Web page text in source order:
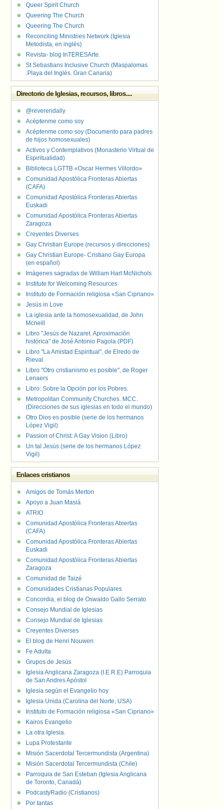
Queer Spirit Church
Queering The Church
Queering The Church
Reconciling Ministries Network (Iglesia
Metodista, en inglés)
Revista- blog InTERESArte.
St Sebastians Inclusive Church (Maspalomas
.Playa del Inglés. Gran Canaria)
Directorio de Iglesias, recursos, libros....
@reverendally
Acéptenme como soy
Acéptenme como soy (Documento para padres
de hijos homosexuales)
Activos y Contemplativos (Monasterio Virtual de
Espiritualidad)
Biblioteca LGTTB «Oscar Hermes Villordo»
Comunidad Apostólica Fronteras Abiertas
(CAFA)
Comunidad Apostólica Fronteras Abiertas
Euskadi
Comunidad Apostólica Fronteras Abiertas
Zaragoza
Creyentes Diverses
Gay Christian Europe (recursos y direcciones)
Gay Christian Europe- Cristiano Gay Europa
(en español)
Imágenes sagradas de William Hart McNichols
Institute for Welcoming Resources
Instituto de Formación religiosa «San Cipriano»
Jesús in Love
La iglesia ante la homosexualidad, de John
Mcneill
Libro "Jesús de Nazaret. Aproximación
histórica" de José Antonio Pagola (PDF)
Libro "La Amistad Espiritual", de Elredo de
Rieval.
Libro "Otro cristianismo es posible", de Roger
Lenaers
Libro: Sobre la Opción por los Pobres.
Metropolitan Community Churches. MCC.
(Direcciones de sus iglesias en todo el mundo)
Otro Dios es posible (serie de los hermanos
López Vigil)
Passion of Christ: A Gay Vision (Libro)
Un tal Jesús (serie de los hermanos López
Vigil)
Enlaces cristianos
Amigos de Tomás Merton
Apoyo a Juan Masiá
ATRIO
Comunidad Apostólica Fronteras Abiertas
(CAFA)
Comunidad Apostólica Fronteras Abiertas
Euskadi
Comunidad Apostólica Fronteras Abiertas
Zaragoza
Comunidad de Taizé
Comunidades Cristianas Populares
Concordia, el blog de Oswaldo Gallo Serrato
Consejo Mundial de Iglesias
Consejo Mundial de Iglesias
Creyentes Diverses
El blog de Henri Nouwen
Fe Adulta
Grupos de Jesús
Iglesia Anglicana Zaragoza (I.E.R.E) Parroquia
de San Andres Apóstol
Iglesia según el Evangelio hoy
Iglesia Unida (Carolina del Norte, USA)
Instituto de Formación religiosa «San Cipriano»
Kairos Evangelio
La otra Iglesia.
Lupa Protestante
Misión Sacerdotal Tercermundista (Argentina)
Misión Sacerdotal Tercermundista (Chile)
Parroquia de San Esteban (Iglesia Anglicana
de Toronto, Canadá)
PodcastyRadio (Cristianos)
Por tantas